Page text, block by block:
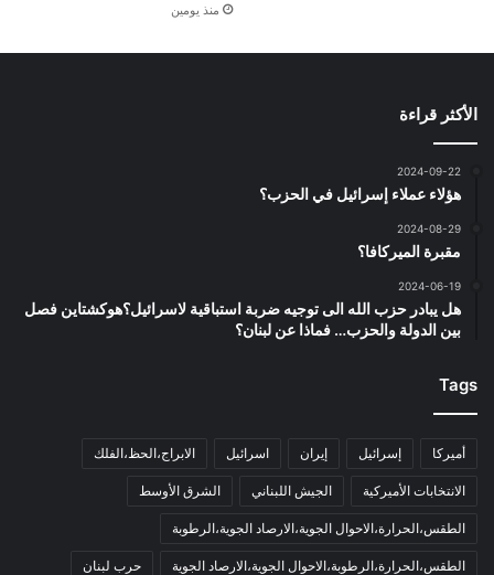
منذ يومين
الأكثر قراءة
2024-09-22
هؤلاء عملاء إسرائيل في الحزب؟
2024-08-29
مقبرة الميركافا؟
2024-06-19
هل يبادر حزب الله الى توجيه ضربة استباقية لاسرائيل؟هوكشتاين فصل
بين الدولة والحزب… فماذا عن لبنان؟
Tags
أميركا إسرائيل إيران اسرائيل الابراج،الحظ،الفلك
الانتخابات الأميركية الجيش اللبناني الشرق الأوسط
الطقس،الحرارة،الاحوال الجوية،الارصاد الجوية،الرطوبة
الطقس،الحرارة،الرطوبة،الاحوال الجوية،الارصاد الجوية حرب لبنان